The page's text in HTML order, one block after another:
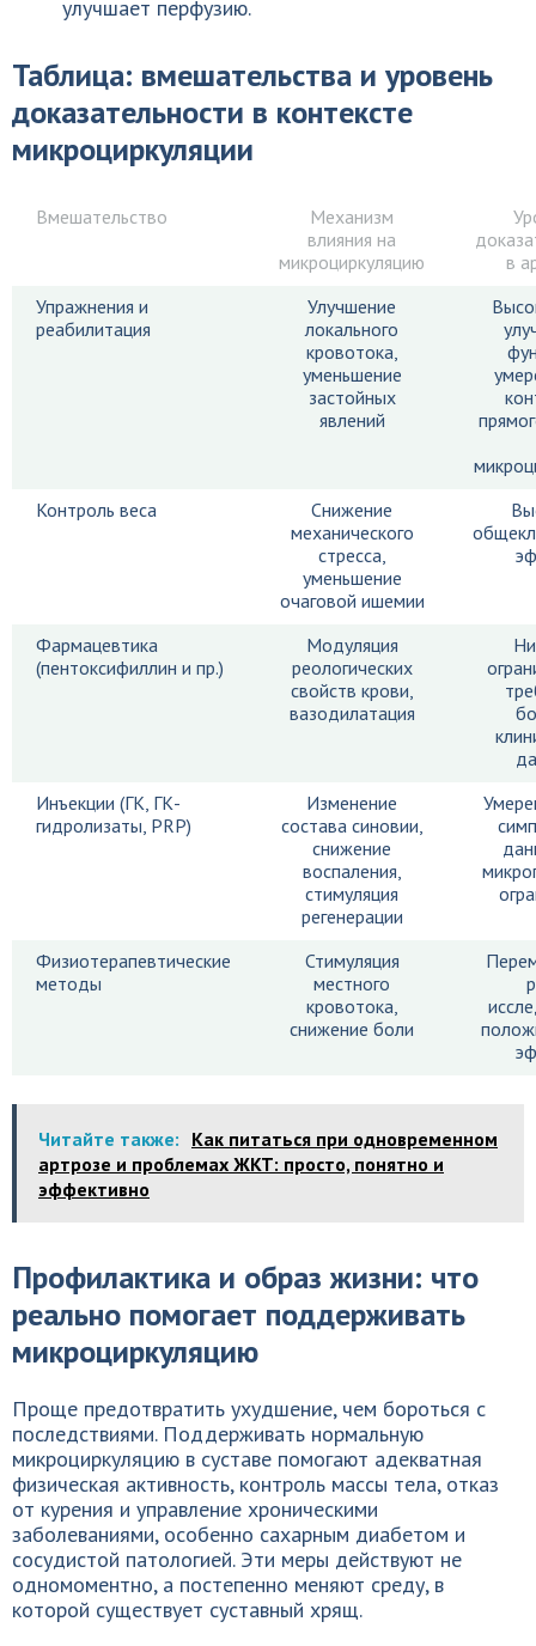
улучшает перфузию.
Таблица: вмешательства и уровень
доказательности в контексте
микроциркуляции
Вмешательство
Механизм
влияния на
микроциркуляцию
в
Упражнения и
реабилитация
Улучшение
локального
кровотока,
уменьшение
застойных
явлений
Контроль веса
Снижение
механического
стресса,
уменьшение
очаговой ишемии
Фармацевтика
(пентоксифиллин и пр.)
Модуляция
реологических
свойств крови,
вазодилатация
Инъекции (ГК, ГК-
гидролизаты, PRP)
Изменение
состава синовии,
снижение
воспаления,
стимуляция
регенерации
Физиотерапевтические
методы
Стимуляция
местного
кровотока,
снижение боли
Читайте также: Как питаться при одновременном
артрозе и проблемах ЖКТ: просто, понятно и
эффективно
Профилактика и образ жизни: что
реально помогает поддерживать
микроциркуляцию
Проще предотвратить ухудшение, чем бороться с
последствиями. Поддерживать нормальную
микроциркуляцию в суставе помогают адекватная
физическая активность, контроль массы тела, отказ
от курения и управление хроническими
заболеваниями, особенно сахарным диабетом и
сосудистой патологией. Эти меры действуют не
одномоментно, а постепенно меняют среду, в
которой существует суставный хрящ.